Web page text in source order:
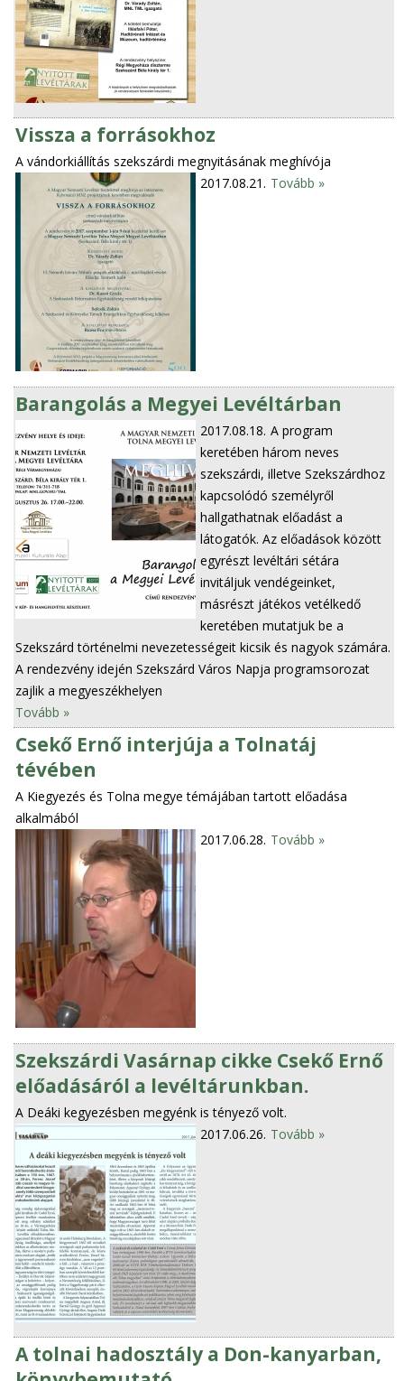
Vissza a forrásokhoz
A vándorkiállítás szekszárdi megnyitásának meghívója
2017.08.21. Tovább »
Barangolás a Megyei Levéltárban
2017.08.18. A program
keretében három neves
szekszárdi, illetve Szekszárdhoz
kapcsolódó személyről
hallgathatnak előadást a
látogatók. Az előadások között
egyrészt levéltári sétára
invitáljuk vendégeinket,
másrészt játékos vetélkedő
keretében mutatjuk be a
Szekszárd történelmi nevezetességeit kicsik és nagyok számára.
A rendezvény idején Szekszárd Város Napja programsorozat
zajlik a megyeszékhelyen
Tovább »
Csekő Ernő interjúja a Tolnatáj
tévében
A Kiegyezés és Tolna megye témájában tartott előadása
alkalmából
2017.06.28. Tovább »
Szekszárdi Vasárnap cikke Csekő Ernő
előadásáról a levéltárunkban.
A Deáki kegyezésben megyénk is tényező volt.
2017.06.26. Tovább »
A tolnai hadosztály a Don-kanyarban,